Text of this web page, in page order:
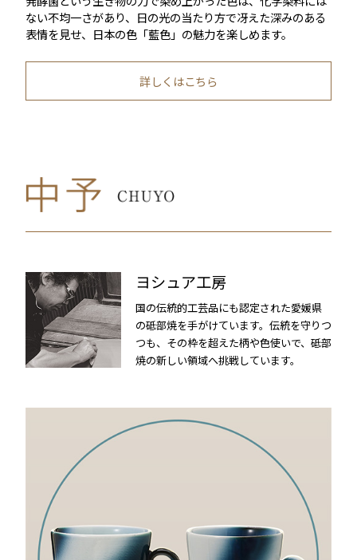
ない不均一さがあり、日の光の当たり方で冴えた深みのある
表情を見せ、日本の色「藍色」の魅力を楽しめます。
詳しくはこちら
ヨシュア工房
国の伝統的工芸品にも認定された愛媛県
の砥部焼を手がけています。伝統を守りつ
つも、その枠を超えた柄や色使いで、砥部
焼の新しい領域へ挑戦しています。